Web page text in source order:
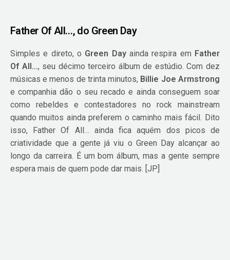
Father Of All…, do Green Day
Simples e direto, o Green Dayainda respira em Father
Of All…, seu décimo terceiro álbum de estúdio. Com dez
músicas e menos de trinta minutos, Billie Joe Armstrong
e companhia dão o seu recado e ainda conseguem soar
como rebeldes e contestadores no rock mainstream
quando muitos ainda preferem o caminho mais fácil. Dito
isso, Father Of All… ainda fica aquém dos picos de
criatividade que a gente já viu o Green Day alcançar ao
longo da carreira. É um bom álbum, mas a gente sempre
espera mais de quem pode dar mais. [JP]